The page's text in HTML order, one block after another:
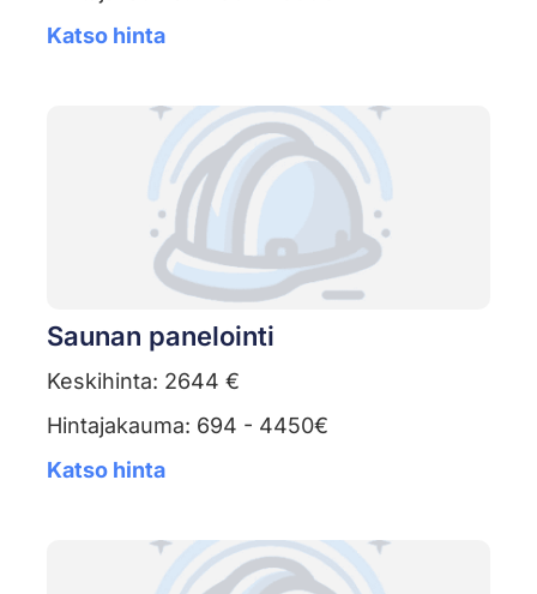
Katso hinta
Saunan panelointi
Keskihinta: 2644 €
Hintajakauma: 694 - 4450€
Katso hinta